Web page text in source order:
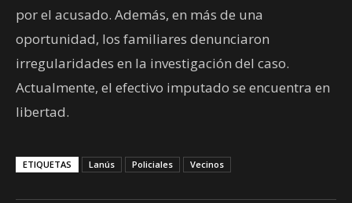
por el acusado. Además, en más de una
oportunidad, los familiares denunciaron
irregularidades en la investigación del caso.
Actualmente, el efectivo imputado se encuentra en
libertad.
ETIQUETAS Lanús Policiales Vecinos